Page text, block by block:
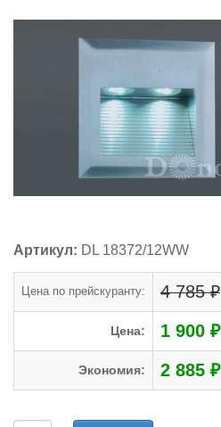
Артикул: DL 18372/12WW
Цена по прейскуранту: 4 785 ₽
Цена: 1 900 ₽
Экономия: 2 885 ₽